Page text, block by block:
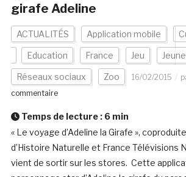
girafe Adeline
ACTUALITÉS Application mobile
Education France Jeu
Réseaux sociaux Zoo 16/02/2015
commentaire
Temps de lecture : 6 min
« Le voyage d’Adeline la Girafe »,
d’Histoire Naturelle et France Télévisions
vient de sortir sur les stores. Cette